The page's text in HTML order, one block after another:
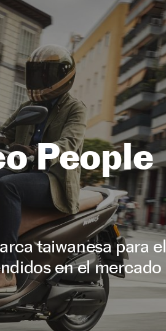
People
taiwanesa para el
en el mercado